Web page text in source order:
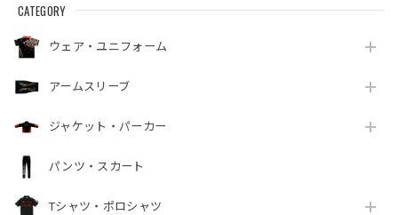
CATEGORY
ウェア・ユニフォーム
アームスリーブ
ジャケット・パーカー
パンツ・スカート
Tシャツ・ポロシャツ